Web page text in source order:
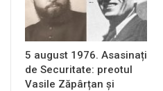
5 august 1976. Asasinați
de Securitate: preotul
Vasile Zăpârțan și